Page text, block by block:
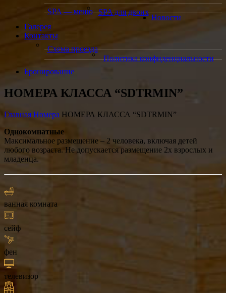
SPA — меню SPA для двоих
Новости
Галерея
Контакты
Схема проезда
Политика конфиденциальности
Бронирование
НОМЕРА КЛАССА “SDTRMIN”
Главная Номера НОМЕРА КЛАССА “SDTRMIN”
Однокомнатные
Максимальное размещение – 2 человека, включая детей
любого возраста. Не допускается размещение 2х взрослых и
младенца.
ванная комната
сейф
фен
телевизор